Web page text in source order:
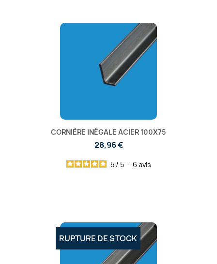
CORNIÈRE INÉGALE ACIER 100X75
28,96 €
5 / 5 - 6 avis
RUPTURE DE STOCK